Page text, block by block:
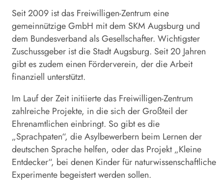
Seit 2009 ist das Freiwilligen-Zentrum eine
gemeinnützige GmbH mit dem SKM Augsburg und
dem Bundesverband als Gesellschafter. Wichtigster
Zuschussgeber ist die Stadt Augsburg. Seit 20 Jahren
gibt es zudem einen Förderverein, der die Arbeit
finanziell unterstützt.
Im Lauf der Zeit initiierte das Freiwilligen-Zentrum
zahlreiche Projekte, in die sich der Großteil der
Ehrenamtlichen einbringt. So gibt es die
„Sprachpaten“, die Asylbewerbern beim Lernen der
deutschen Sprache helfen, oder das Projekt „Kleine
Entdecker“, bei denen Kinder für naturwissenschaftliche
Experimente begeistert werden sollen.